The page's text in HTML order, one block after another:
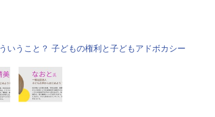
いうこと？ 子どもの権利と子どもアドボカシー